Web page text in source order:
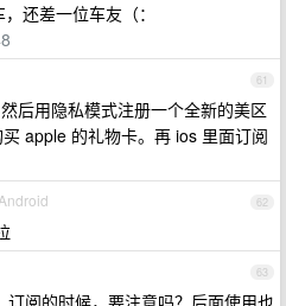
还差一位车友（：
61
后用隐私模式注册一个全新的美区
apple 的礼物卡。再 ios 里面订阅
62
63
订阅的时候，要注意吗？后面使用也